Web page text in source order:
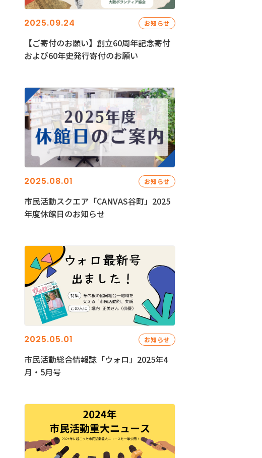
2025.09.24 お知らせ
【ご寄付のお願い】創立60周年記念寄付
および60年史発行寄付のお願い
2025.08.01 お知らせ
市民活動スクエア「CANVAS谷町」2025
年度休館日のお知らせ
2025.05.01 お知らせ
市民活動総合情報誌「ウォロ」2025年4
月・5月号